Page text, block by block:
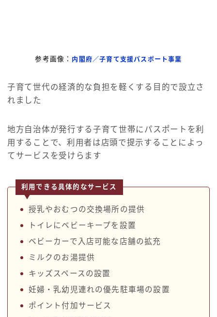
参考画像： 内閣府／子育て支援パスポート事業
子育て世代の経済的な負担を軽くする目的で設立さ
れました
地方自治体が発行する子育て世帯にパスポートを利
用することで、利用者は店頭で提示することによっ
てサービスを受けらます
利用できる具体的なサービス
授乳やおむつの交換場所の提供
トイレにベビーキープを設置
ベビーカーで入店可能な店舗の拡充
ミルクのお湯提供
キッズスペースの設置
妊婦・乳幼児連れの優先駐車場の設置
ポイント付加サービス